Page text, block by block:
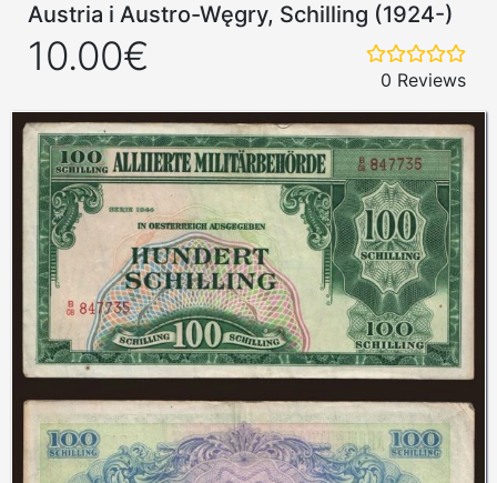
Austria i Austro-Węgry, Schilling (1924-)
10.00€
0 Reviews